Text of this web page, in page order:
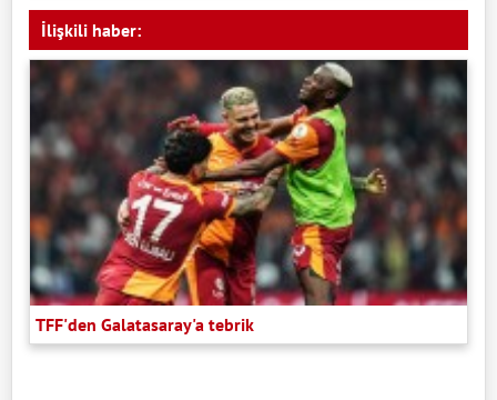
İlişkili haber:
TFF'den Galatasaray'a tebrik